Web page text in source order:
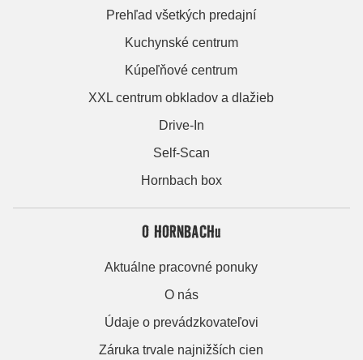
Prehľad všetkých predajní
Kuchynské centrum
Kúpeľňové centrum
XXL centrum obkladov a dlažieb
Drive-In
Self-Scan
Hornbach box
O HORNBACHu
Aktuálne pracovné ponuky
O nás
Údaje o prevádzkovateľovi
Záruka trvale najnižších cien